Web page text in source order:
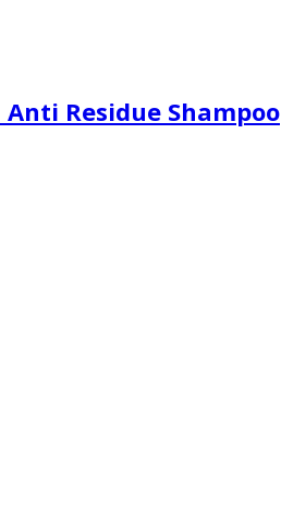
Residue Shampoo